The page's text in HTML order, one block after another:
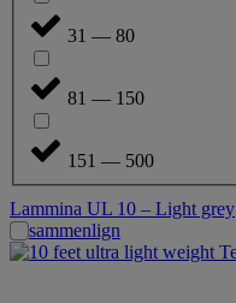
31 — 80
81 — 150
151 — 500
Lammina UL 10 – Light grey
sammenlign